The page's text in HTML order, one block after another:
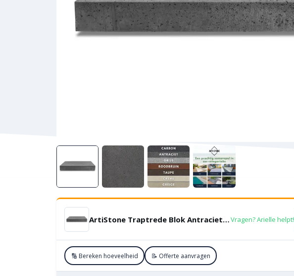
ArtiStone Traptrede Blok Antraciet 100x37x15Vragen? Arielle helpt!
🔢 Bereken hoeveelheid 📝 Offerte aanvragen